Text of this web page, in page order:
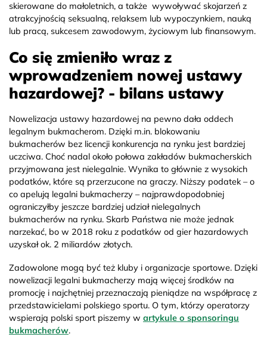
skierowane do małoletnich, a także wywoływać skojarzeń z
atrakcyjnością seksualną, relaksem lub wypoczynkiem, nauką
lub pracą, sukcesem zawodowym, życiowym lub finansowym.
Co się zmieniło wraz z
wprowadzeniem nowej ustawy
hazardowej? - bilans ustawy
Nowelizacja ustawy hazardowej na pewno dała oddech
legalnym bukmacherom. Dzięki m.in. blokowaniu
bukmacherów bez licencji konkurencja na rynku jest bardziej
uczciwa. Choć nadal około połowa zakładów bukmacherskich
przyjmowana jest nielegalnie. Wynika to głównie z wysokich
podatków, które są przerzucone na graczy. Niższy podatek – o
co apelują legalni bukmacherzy – najprawdopodobniej
ograniczyłby jeszcze bardziej udział nielegalnych
bukmacherów na rynku. Skarb Państwa nie może jednak
narzekać, bo w 2018 roku z podatków od gier hazardowych
uzyskał ok. 2 miliardów złotych.
Zadowolone mogą być też kluby i organizacje sportowe. Dzięki
nowelizacji legalni bukmacherzy mają więcej środków na
promocję i najchętniej przeznaczają pieniądze na współpracę z
przedstawicielami polskiego sportu. O tym, którzy operatorzy
wspierają polski sport piszemy w artykule o sponsoringu
bukmacherów.